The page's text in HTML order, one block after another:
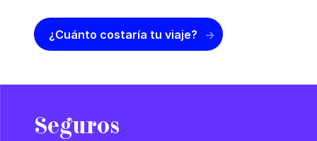
¿Cuánto costaría tu viaje?
Seguros